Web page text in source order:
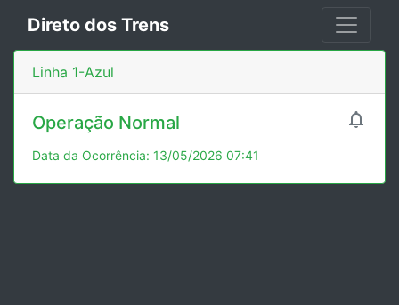
Direto dos Trens
Linha 1-Azul

Operação Normal
Data da Ocorrência: 13/05/2026 07:41